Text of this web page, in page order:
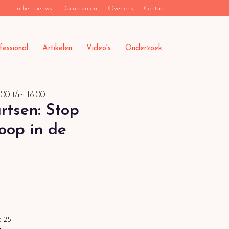
In het nieuws Documenten Over ons Contact
Artikelen Video's Onderzoek
t/m 16:00
Stop
in de
25